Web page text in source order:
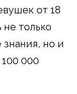
от 18
только
но и
000